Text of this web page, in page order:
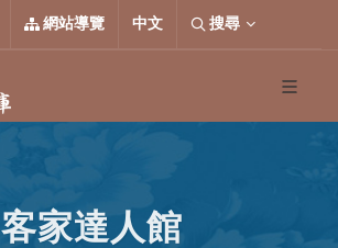
網站導覽 中文中文 搜尋
客家達人館